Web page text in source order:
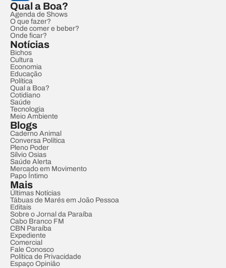
Qual a Boa?
Agenda de Shows
O que fazer?
Onde comer e beber?
Onde ficar?
Notícias
Bichos
Cultura
Economia
Educação
Política
Qual a Boa?
Cotidiano
Saúde
Tecnologia
Meio Ambiente
Blogs
Caderno Animal
Conversa Política
Pleno Poder
Sílvio Osias
Saúde Alerta
Mercado em Movimento
Papo Íntimo
Mais
Últimas Notícias
Tábuas de Marés em João Pessoa
Editais
Sobre o Jornal da Paraíba
Cabo Branco FM
CBN Paraíba
Expediente
Comercial
Fale Conosco
Política de Privacidade
Espaço Opinião